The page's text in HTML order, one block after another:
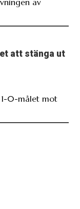
av
att stänga ut
1-0-målet mot